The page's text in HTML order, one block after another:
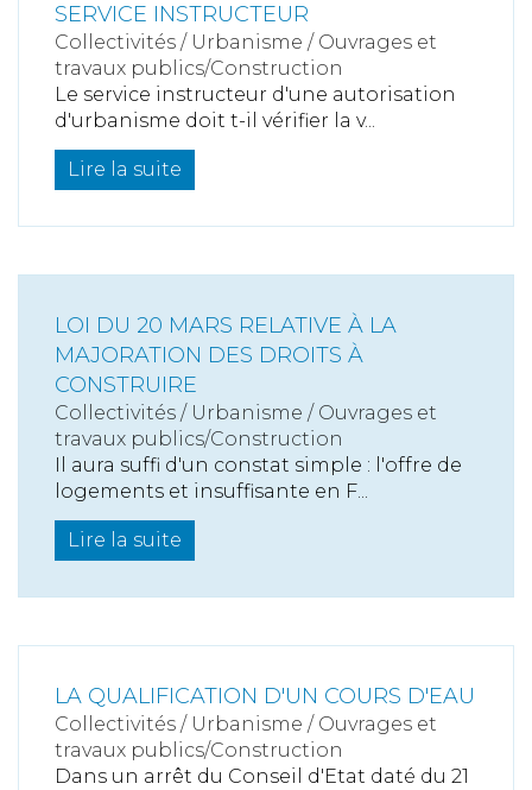
SERVICE INSTRUCTEUR
Collectivités / Urbanisme / Ouvrages et
travaux publics/Construction
Le service instructeur d'une autorisation
d'urbanisme doit t-il vérifier la v...
Lire la suite
LOI DU 20 MARS RELATIVE À LA
MAJORATION DES DROITS À
CONSTRUIRE
Collectivités / Urbanisme / Ouvrages et
travaux publics/Construction
Il aura suffi d'un constat simple : l'offre de
logements et insuffisante en F...
Lire la suite
LA QUALIFICATION D'UN COURS D'EAU
Collectivités / Urbanisme / Ouvrages et
travaux publics/Construction
Dans un arrêt du Conseil d'Etat daté du 21